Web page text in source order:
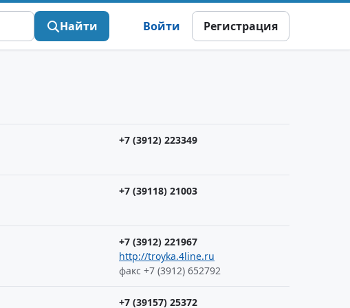
Найти Войти Регистрация
+7 (3912) 223349
+7 (39118) 21003
+7 (3912) 221967
http://troyka.4line.ru
факс +7 (3912) 652792
+7 (39157) 25372